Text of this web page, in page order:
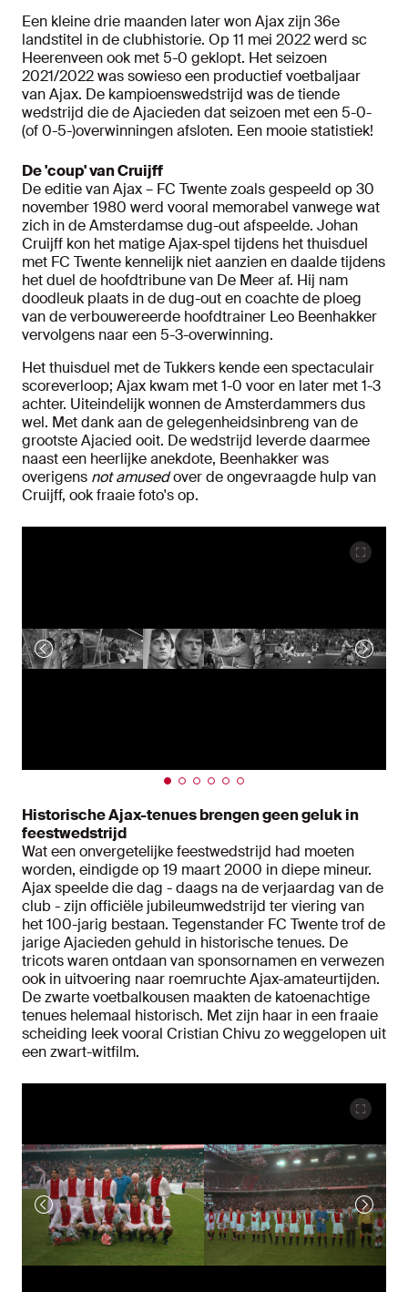
Een kleine drie maanden later won Ajax zijn 36e
landstitel in de clubhistorie. Op 11 mei 2022 werd sc
Heerenveen ook met 5-0 geklopt. Het seizoen
2021/2022 was sowieso een productief voetbaljaar
van Ajax. De kampioenswedstrijd was de tiende
wedstrijd die de Ajacieden dat seizoen met een 5-0-
(of 0-5-)overwinningen afsloten. Een mooie statistiek!
De 'coup' van Cruijff
De editie van Ajax – FC Twente zoals gespeeld op 30
november 1980 werd vooral memorabel vanwege wat
zich in de Amsterdamse dug-out afspeelde. Johan
Cruijff kon het matige Ajax-spel tijdens het thuisduel
met FC Twente kennelijk niet aanzien en daalde tijdens
het duel de hoofdtribune van De Meer af. Hij nam
doodleuk plaats in de dug-out en coachte de ploeg
van de verbouwereerde hoofdtrainer Leo Beenhakker
vervolgens naar een 5-3-overwinning.
Het thuisduel met de Tukkers kende een spectaculair
scoreverloop; Ajax kwam met 1-0 voor en later met 1-3
achter. Uiteindelijk wonnen de Amsterdammers dus
wel. Met dank aan de gelegenheidsinbreng van de
grootste Ajacied ooit. De wedstrijd leverde daarmee
naast een heerlijke anekdote, Beenhakker was
overigens not amusedover de ongevraagde hulp van
Cruijff, ook fraaie foto's op.
Historische Ajax-tenues brengen geen geluk in
feestwedstrijd
Wat een onvergetelijke feestwedstrijd had moeten
worden, eindigde op 19 maart 2000 in diepe mineur.
Ajax speelde die dag - daags na de verjaardag van de
club - zijn officiële jubileumwedstrijd ter viering van
het 100-jarig bestaan. Tegenstander FC Twente trof de
jarige Ajacieden gehuld in historische tenues. De
tricots waren ontdaan van sponsornamen en verwezen
ook in uitvoering naar roemruchte Ajax-amateurtijden.
De zwarte voetbalkousen maakten de katoenachtige
tenues helemaal historisch. Met zijn haar in een fraaie
scheiding leek vooral Cristian Chivu zo weggelopen uit
een zwart-witfilm.